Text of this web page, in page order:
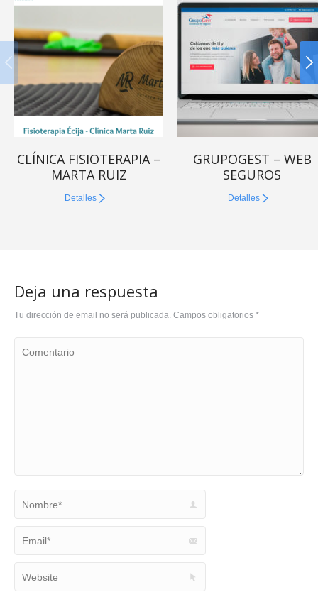
CLÍNICA FISIOTERAPIA –
MARTA RUIZ
Detalles
GRUPOGEST – WEB
SEGUROS
Detalles
Deja una respuesta
Tu dirección de email no será publicada. Campos obligatorios *